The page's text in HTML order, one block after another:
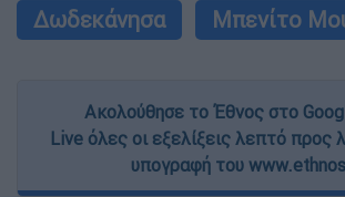
Δωδεκάνησα
Μπενίτο
Ακολούθησε το Έθνος στο
Live όλες οι εξελίξεις λεπτό προς
υπογραφή του